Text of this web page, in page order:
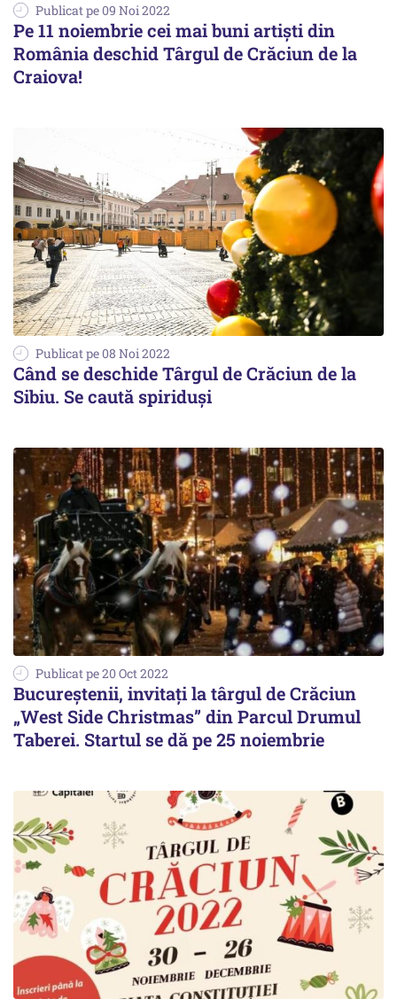
Publicat pe 09 Noi 2022
Pe 11 noiembrie cei mai buni artiști din
România deschid Târgul de Crăciun de la
Craiova!
Publicat pe 08 Noi 2022
Când se deschide Târgul de Crăciun de la
Sibiu. Se caută spiriduși
Publicat pe 20 Oct 2022
Bucureștenii, invitați la târgul de Crăciun
„West Side Christmas” din Parcul Drumul
Taberei. Startul se dă pe 25 noiembrie